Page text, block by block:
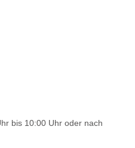
bis 10:00 Uhr oder nach